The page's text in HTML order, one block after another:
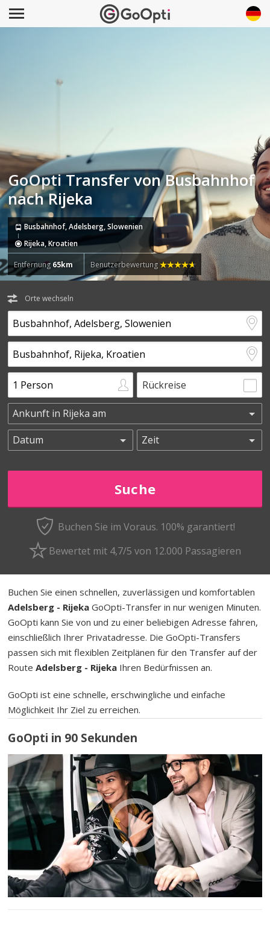
GoOpti Transfer von Busbahnhof
nach Rijeka
Busbahnhof, Adelsberg, Slowenien
Rijeka, Kroatien
Entfernung 65km Benutzerbewertung
Orte wechseln
Rückreise
Buchen Sie im Voraus. 100% garantiert!
Bewertet mit 4,7/5 von 12.000 Passagieren
Buchen Sie einen schnellen, zuverlässigen und komfortablen
Adelsberg - Rijeka GoOpti-Transfer in nur wenigen Minuten.
GoOpti kann Sie von und zu einer beliebigen Adresse fahren,
einschließlich Ihrer Privatadresse. Die GoOpti-Transfers
passen sich mit flexiblen Zeitplänen für den Transfer auf der
RouteAdelsberg - Rijeka Ihren Bedürfnissen an.
GoOpti ist eine schnelle, erschwingliche und einfache
Möglichkeit Ihr Ziel zu erreichen.
GoOpti in 90 Sekunden